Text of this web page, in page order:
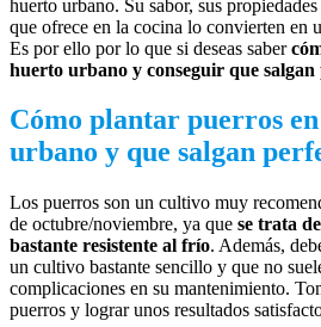
huerto urbano. Su sabor, sus
que ofrece en la cocina lo convierten en
Es por ello por lo que si deseas saber
huerto urbano y conseguir que salgan
Cómo plantar puerros
urbano y que salgan
Los puerros son un cultivo muy
de octubre/noviembre, ya que se trata
bastante resistente al frío. Además,
un cultivo bastante sencillo y que no
complicaciones en su mantenimiento.
puerros y lograr unos resultados